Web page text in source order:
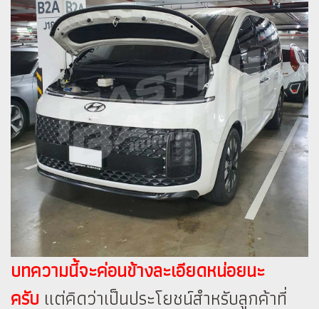
บทความนี้จะค่อนข้างละเอียดหน่อยนะ
ครับ แต่คิดว่าเป็นประโยชน์สำหรับลูกค้าที่